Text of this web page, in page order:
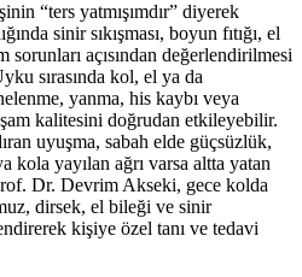
“ters yatmışımdır” diyerek
sinir sıkışması, boyun fıtığı, el
açısından değerlendirilmesi
sırasında kol, el ya da
yanma, his kaybı veya
kalitesini doğrudan etkileyebilir.
uyuşma, sabah elde güçsüzlük,
kola yayılan ağrı varsa altta yatan
Dr. Devrim Akseki, gece kolda
dirsek, el bileği ve sinir
kişiye özel tanı ve tedavi